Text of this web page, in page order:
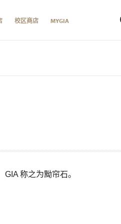
校区商店 MYGIA
称之为黝帘石。